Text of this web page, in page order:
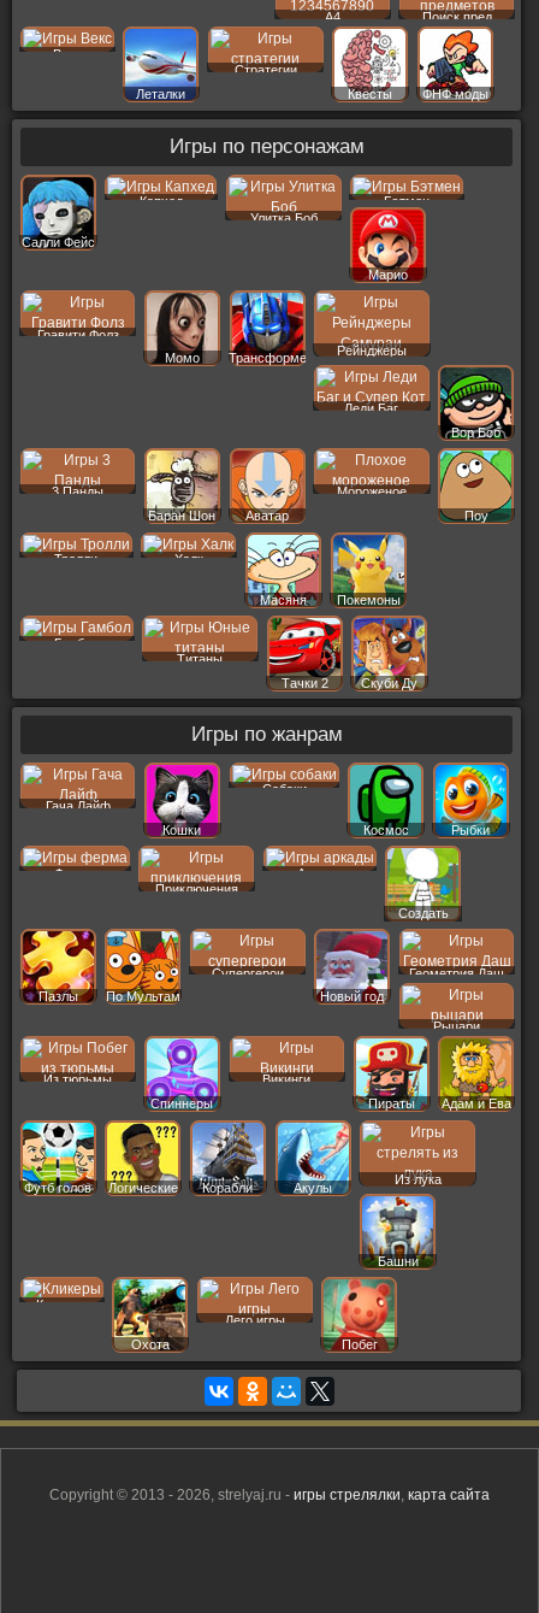
A4 Поиск пред
Векс
Леталки
Стратегии
Квесты
ФНФ моды
Игры по персонажам
Салли Фейс
Капхед
Улитка Боб
Бэтмен
Марио
Гравити Фолз
Момо
Трансформеры
Рейнджеры
Леди Баг
Вор Боб
3 Панды
Баран Шон
Аватар
Мороженое
Поу
Тролли Халк
Масяня Покемоны
Гамбол
Титаны
Тачки 2
Скуби Ду
Игры по жанрам
Гача Лайф
Кошки
Собаки
Космос Рыбки
Ферма
Приключения
Аркады
Создать
Пер
Пазлы По Мультам
Супергерои
Новый год
Геометрия Даш
Рыцари
Из тюрьмы
Спиннеры
Викинги
Пираты
Адам и Ева
Футб голов Логические Корабли Акулы
Из лука
Башни
Кликеры
Охота
Лего игры
Побег
Copyright © 2013 - 2026, strelyaj.ru - игры стрелялки, карта сайта